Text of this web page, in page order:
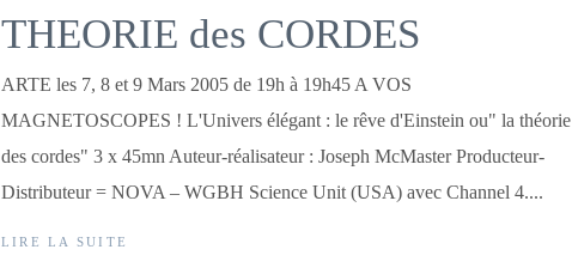
THEORIE des CORDES
ARTE les 7, 8 et 9 Mars 2005 de 19h à 19h45 A VOS
MAGNETOSCOPES ! L'Univers élégant : le rêve d'Einstein ou" la théorie
des cordes" 3 x 45mn Auteur-réalisateur : Joseph McMaster Producteur-
Distributeur = NOVA – WGBH Science Unit (USA) avec Channel 4....
LIRE LA SUITE